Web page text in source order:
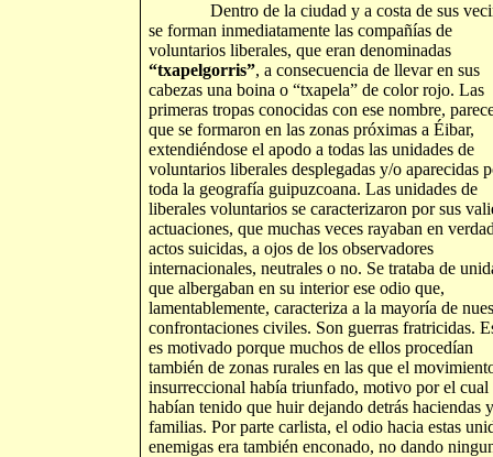
Dentro de la ciudad y a costa de sus
se forman inmediatamente las compañías de
voluntarios liberales, que eran denominadas
“txapelgorris”, a consecuencia de llevar en sus
cabezas una boina o “txapela” de color rojo. Las
primeras tropas conocidas con ese nombre,
que se formaron en las zonas próximas a Éibar,
extendiéndose el apodo a todas las unidades de
voluntarios liberales desplegadas y/o aparecidas
toda la geografía guipuzcoana. Las unidades de
liberales voluntarios se caracterizaron por sus
actuaciones, que muchas veces rayaban en
actos suicidas, a ojos de los observadores
internacionales, neutrales o no. Se trataba de
que albergaban en su interior ese odio que,
lamentablemente, caracteriza a la mayoría de
confrontaciones civiles. Son guerras fratricidas.
es motivado porque muchos de ellos procedían
también de zonas rurales en las que el
insurreccional había triunfado, motivo por el cual
habían tenido que huir dejando detrás haciendas y
familias. Por parte carlista, el odio hacia estas
enemigas era también enconado, no dando